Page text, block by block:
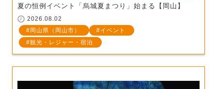
夏の恒例イベント「烏城夏まつり」始まる【岡山】
2026.08.02
岡山県（岡山市）
イベント
観光・レジャー・宿泊